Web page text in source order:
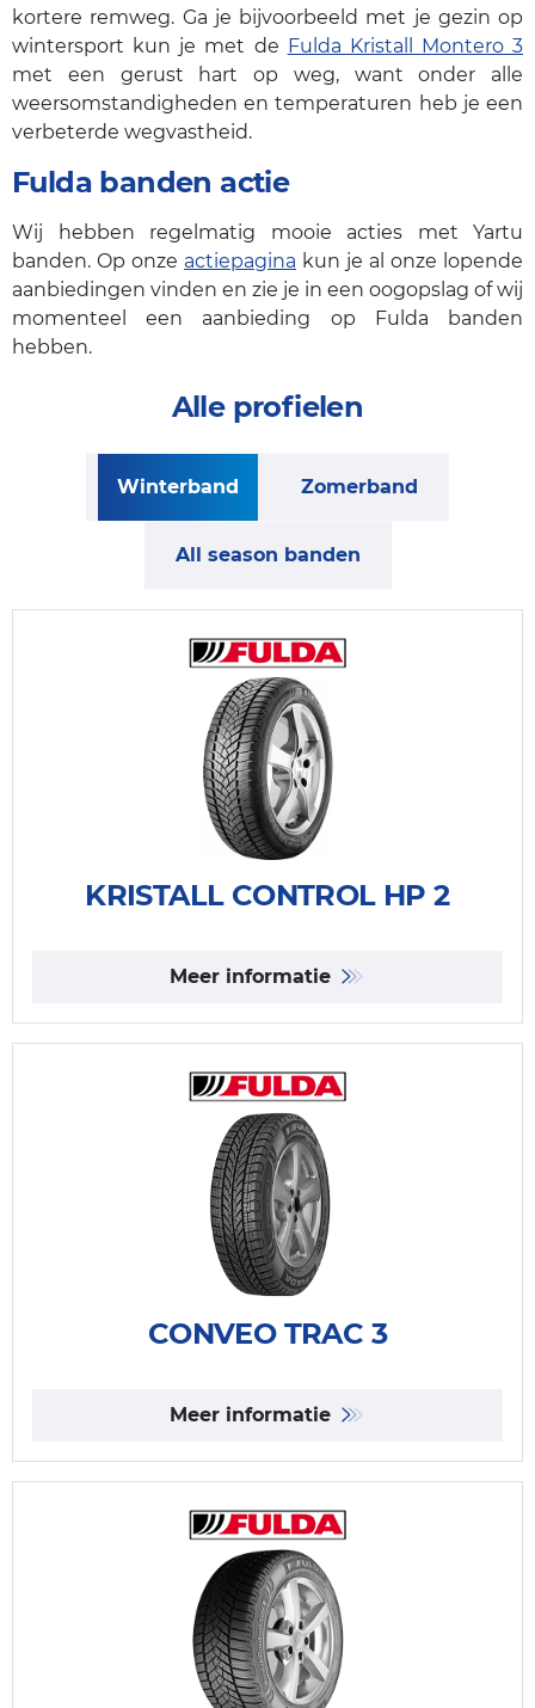
kortere remweg. Ga je bijvoorbeeld met je gezin op
wintersport kun je met de Fulda Kristall Montero 3
met een gerust hart op weg, want onder alle
weersomstandigheden en temperaturen heb je een
verbeterde wegvastheid.
Fulda banden actie
Wij hebben regelmatig mooie acties met Yartu
banden. Op onze actiepagina kun je al onze lopende
aanbiedingen vinden en zie je in een oogopslag of wij
momenteel een aanbieding op Fulda banden
hebben.
Alle profielen
Winterband Zomerband
All season banden
KRISTALL CONTROL HP 2
Meer informatie
CONVEO TRAC 3
Meer informatie